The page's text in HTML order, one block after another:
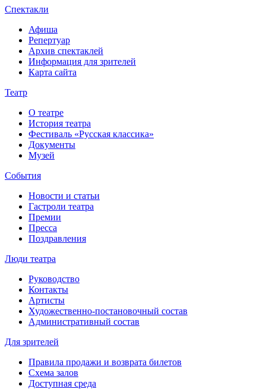
Спектакли
Афиша
Репертуар
Архив спектаклей
Информация для зрителей
Карта сайта
Театр
О театре
История театра
Фестиваль «Русская классика»
Документы
Музей
События
Новости и статьи
Гастроли театра
Премии
Пресса
Поздравления
Люди театра
Руководство
Контакты
Артисты
Художественно-постановочный состав
Административный состав
Для зрителей
Правила продажи и возврата билетов
Схема залов
Доступная среда